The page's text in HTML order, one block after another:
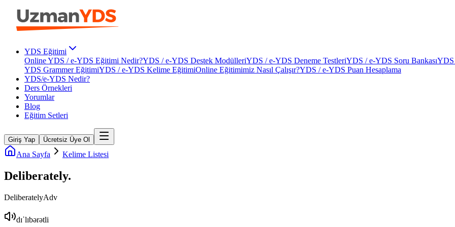
YDS Eğitimi
Online YDS / e-YDS Eğitimi Nedir?YDS / e-YDS Destek ModülleriYDS / e-YDS Deneme TestleriYDS / e-YDS Soru BankasıYDS
YDS Grammer EğitimiYDS / e-YDS Kelime EğitimiOnline Eğitimimiz Nasıl Çalışır?YDS / e-YDS Puan Hesaplama
YDS/e-YDS Nedir?
Ders Örnekleri
Yorumlar
Blog
Eğitim Setleri
Giriş Yap Ücretsiz Üye Ol
Ana Sayfa Kelime Listesi
Deliberately.
DeliberatelyAdv
dɪˈlɪbərətli